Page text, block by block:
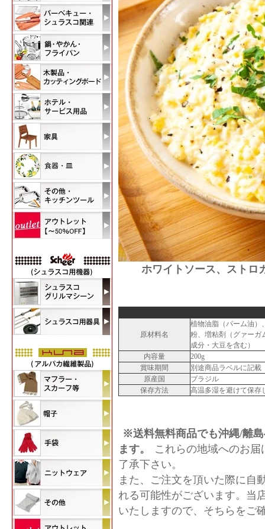
ホワイトソース、ストロ
原材料名
植物油脂（パーム油）
粉、増粘剤（グァーガ
成分・大豆を含む）
内容量
200g
賞味期間
別途商品ラベルに記載
原産国
ブラジル
保存方法
高温多湿を避けて保存
※送料無料商品でも沖縄/離
ます。
これらの地域へのお
了承下さい。
また、ご注文を頂いた際に自
れる可能性がございます。当
いたしますので、そちらをご